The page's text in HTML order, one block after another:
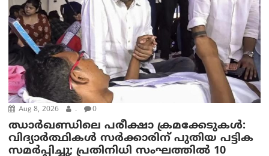
Aug 8, 2026 . 0
ഝാര്‍ഖണ്ഡിലെ പരീക്ഷാ ക്രമക്കേടുകള്‍:
വിദ്യാർത്ഥികൾ സർക്കാരിന് പുതിയ പട്ടിക
സമർപ്പിച്ചു; പ്രതിനിധി സംഘത്തിൽ 10